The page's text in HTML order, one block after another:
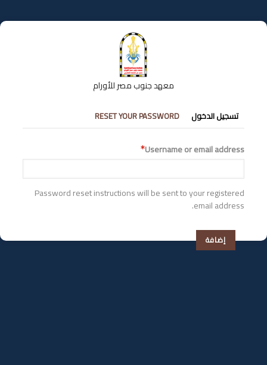
إلى
المحتوى
معهد جنوب مصر للأورام
التبويبات
الأساسية
تسجيل الدخول RESET YOUR PASSWORD
Username or email address
Password reset instructions will be sent to your registered
email address.